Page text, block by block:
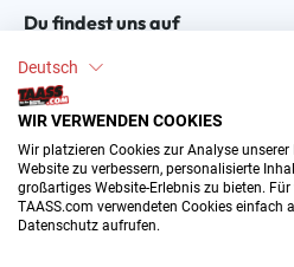
Deutsch
WIR VERWENDEN COOKIES
Wir platzieren Cookies zur Analyse
Website zu verbessern, personalisierte
großartiges Website-Erlebnis zu bieten.
TAASS.com verwendeten Cookies einfach
Datenschutz aufrufen.
Du findest uns auf
2004–∞ © by The All American
(TAASS®). Dein Online Shop für